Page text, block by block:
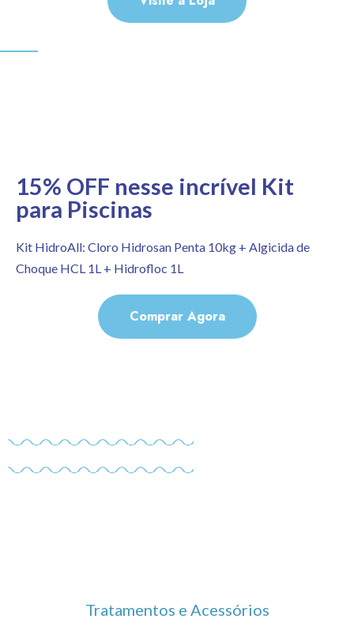
15% OFF nesse incrível Kit
para Piscinas
Kit HidroAll: Cloro Hidrosan Penta 10kg + Algicida de
Choque HCL 1L + Hidrofloc 1L
Comprar Agora
Tratamentos e Acessórios